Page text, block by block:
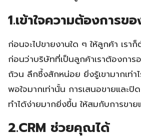
1.เข้าใจความต้องการข
ก่อนจะไปขายงานใด ๆ ให้ลูกค้า เรา
ก่อนว่าบริษัทที่เป็นลูกค้าเราต้องการ
ถ้วน ลึกซึ้งสักหน่อย ยิ่งรู้เขามากเท่า
พอใจมากเท่านั้น การเสนอขายและปิ
ทำได้ง่ายมากยิ่งขึ้น ให้สมกับการขา
2.CRM ช่วยคุณได้